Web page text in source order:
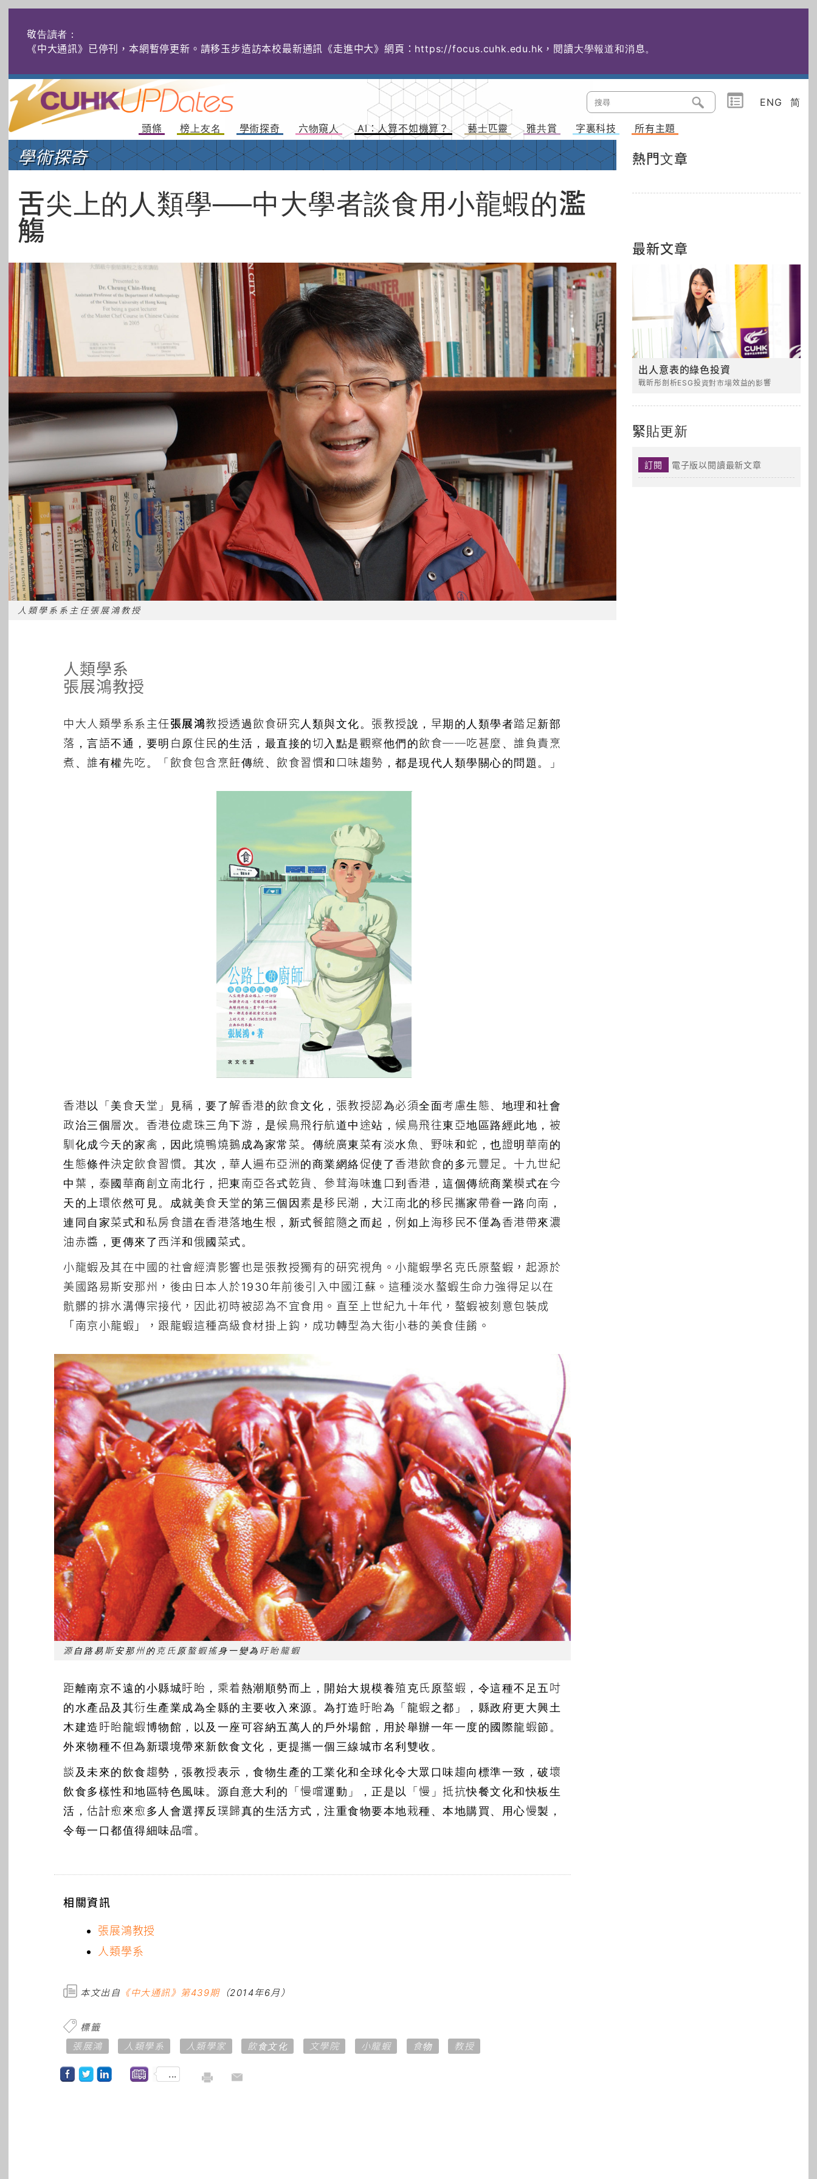
敬告讀者：
《中大通訊》已停刊，本網暫停更新。請移玉步造訪本校最新通訊《走進中大》網頁： https://focus.cuhk.edu.hk，閱讀大學報道和消息。
ENG 简
頭條 榜上友名 學術探奇 六物窺人 AI：人算不如機算？ 藝士匹靈 雅共賞 字裏科技 所有主題
學術探奇
舌尖上的人類學──中大學者談食用小龍蝦的濫
觴
人類學系系主任張展鴻教授
人類學系
張展鴻教授
中大人類學系系主任張展鴻教授透過飲食研究人類與文化。張教授說，早期的人類學者踏足新部
落，言語不通，要明白原住民的生活，最直接的切入點是觀察他們的飲食──吃甚麼、誰負責烹
煮、誰有權先吃。「飲食包含烹飪傳統、飲食習慣和口味趨勢，都是現代人類學關心的問題。」
香港以「美食天堂」見稱，要了解香港的飲食文化，張教授認為必須全面考慮生態、地理和社會
政治三個層次。香港位處珠三角下游，是候鳥飛行航道中途站，候鳥飛往東亞地區路經此地，被
馴化成今天的家禽，因此燒鴨燒鵝成為家常菜。傳統廣東菜有淡水魚、野味和蛇，也證明華南的
生態條件決定飲食習慣。其次，華人遍布亞洲的商業網絡促使了香港飲食的多元豐足。十九世紀
中葉，泰國華商創立南北行，把東南亞各式乾貨、參茸海味進口到香港，這個傳統商業模式在今
天的上環依然可見。成就美食天堂的第三個因素是移民潮，大江南北的移民攜家帶眷一路向南，
連同自家菜式和私房食譜在香港落地生根，新式餐館隨之而起，例如上海移民不僅為香港帶來濃
油赤醬，更傳來了西洋和俄國菜式。
小龍蝦及其在中國的社會經濟影響也是張教授獨有的研究視角。小龍蝦學名克氏原螯蝦，起源於
美國路易斯安那州，後由日本人於1930年前後引入中國江蘇。這種淡水螯蝦生命力強得足以在
骯髒的排水溝傳宗接代，因此初時被認為不宜食用。直至上世紀九十年代，螯蝦被刻意包裝成
「南京小龍蝦」，跟龍蝦這種高級食材掛上鈎，成功轉型為大街小巷的美食佳餚。
源自路易斯安那州的克氏原螯蝦搖身一變為盱眙龍蝦
距離南京不遠的小縣城盱眙，乘着熱潮順勢而上，開始大規模養殖克氏原螯蝦，令這種不足五吋
的水產品及其衍生產業成為全縣的主要收入來源。為打造盱眙為「龍蝦之都」，縣政府更大興土
木建造盱眙龍蝦博物館，以及一座可容納五萬人的戶外場館，用於舉辦一年一度的國際龍蝦節。
外來物種不但為新環境帶來新飲食文化，更提攜一個三線城市名利雙收。
談及未來的飲食趨勢，張教授表示，食物生產的工業化和全球化令大眾口味趨向標準一致，破壞
飲食多樣性和地區特色風味。源自意大利的「慢嚐運動」，正是以「慢」抵抗快餐文化和快板生
活，估計愈來愈多人會選擇反璞歸真的生活方式，注重食物要本地栽種、本地購買、用心慢製，
令每一口都值得細味品嚐。
相關資訊
張展鴻教授
人類學系
本文出自 《中大通訊》第439期（2014年6月）
標籤
張展鴻
人類學系 人類學家 飲食文化 文學院 小龍蝦 食物 教授
...
熱門文章
最新文章
出人意表的綠色投資
戰昕彤剖析ESG投資對市場效益的影響
緊貼更新
訂閱 電子版以閱讀最新文章